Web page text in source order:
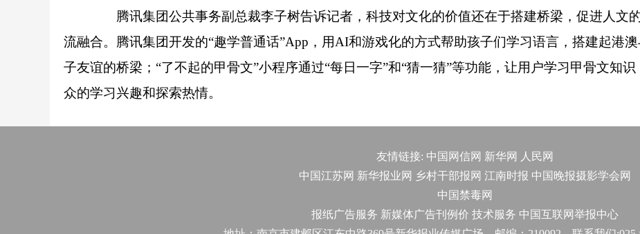
腾讯集团公共事务副总裁李子树告诉记者，科技对文化的价值还在于搭建桥梁，促进人文
流融合。腾讯集团开发的“趣学普通话”App，用AI和游戏化的方式帮助孩子们学习语言，搭建起港
子友谊的桥梁；“了不起的甲骨文”小程序通过“每日一字”和“猜一猜”等功能，让用户学习甲骨文知识
众的学习兴趣和探索热情。
友情链接: 中国网信网 新华网
人民网
中国江苏网 新华报业网 乡村干部报网 江南时报 中国晚报摄影学会网
中国禁毒网
报纸广告服务 新媒体广告刊例价 技术服务 中国互联网举报中心